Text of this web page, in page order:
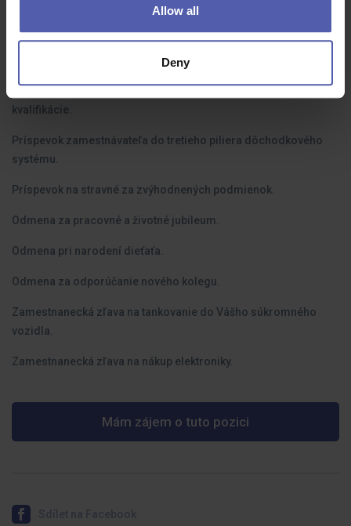
Allow all
Deny
Čo dostanete na oplátku:
Perspektívne zamestnanie v stabilnej spoločnosti, viacstupňový
kvalifikácie.
Príspevok zamestnávateľa do tretieho piliera dôchodkového
systému.
Príspevok na stravné za zvýhodnených podmienok.
Odmena za pracovné a životné jubileum.
Odmena pri narodení dieťaťa.
Odmena za odporúčanie nového kolegu.
Zamestnanecká zľava na tankovanie do Vášho súkromného
vozidla.
Zamestnanecká zľava na nákup elektroniky.
Mám zájem o tuto pozici